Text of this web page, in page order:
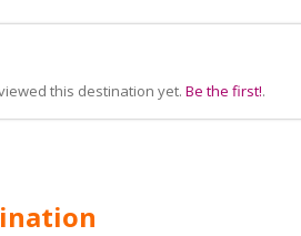
this destination yet. Be the first!.